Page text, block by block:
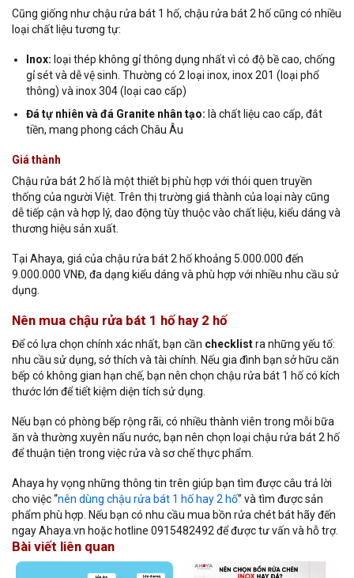
Cũng giống như chậu rửa bát 1 hố, chậu rửa bát 2 hố cũng có nhiều
loại chất liệu tương tự:
Inox: loại thép không gỉ thông dụng nhất vì có độ bề cao, chống
gỉ sét và dễ vệ sinh. Thường có 2 loại inox, inox 201 (loại phổ
thông) và inox 304 (loại cao cấp)
Đá tự nhiên và đá Granite nhân tạo: là chất liệu cao cấp, đắt
tiền, mang phong cách Châu Âu
Giá thành
Chậu rửa bát 2 hố là một thiết bị phù hợp với thói quen truyền
thống của người Việt. Trên thị trường giá thành của loại này cũng
dễ tiếp cận và hợp lý, dao động tùy thuộc vào chất liệu, kiểu dáng và
thương hiệu sản xuất.
Tại Ahaya, giá của chậu rửa bát 2 hố khoảng 5.000.000 đến
9.000.000 VNĐ, đa dạng kiểu dáng và phù hợp với nhiều nhu cầu sử
dụng.
Nên mua chậu rửa bát 1 hố hay 2 hố
Để có lựa chọn chính xác nhất, bạn cần checklistra những yếu tố:
nhu cầu sử dụng, sở thích và tài chính. Nếu gia đình bạn sở hữu căn
bếp có không gian hạn chế, bạn nên chọn chậu rửa bát 1 hố có kích
thước lớn để tiết kiệm diện tích sử dụng.
Nếu bạn có phòng bếp rộng rãi, có nhiều thành viên trong mỗi bữa
ăn và thường xuyên nấu nước, bạn nên chọn loại chậu rửa bát 2 hố
để thuận tiện trong việc rửa và sơ chế thực phẩm.
Ahaya hy vọng những thông tin trên giúp bạn tìm được câu trả lời
cho việc “nên dùng chậu rửa bát 1 hố hay 2 hố” và tìm được sản
phẩm phù hợp. Nếu bạn có nhu cầu mua bồn rửa chét bát hãy đến
ngay Ahaya.vn hoặc hotline 0915482492 để được tư vấn và hỗ trợ.
Bài viết liên quan